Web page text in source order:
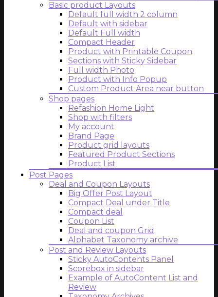
Basic product Layouts
Default full width 2 column
Default with sidebar
Default Full width
Compact Header
Product with Printable Coupon
Sections with Sticky Sidebar
Full width Photo
Product with Info Popup
Custom Product Area near button
Shop pages
Refashion Home Light
Shop with filters
My account
Brand Page
Product grid layouts
Featured Product Sections
Product List
Post Pages
Deal and Coupon Layouts
Big Offer Post Layout
Compact Deal under Title
Compact deal
Coupon List
Deal and coupon Grid
Alphabet Taxonomy archive
Post and Review Layouts
Sticky AutoContents Panel
Scorebox in sidebar
Example of AutoContent List and
Review